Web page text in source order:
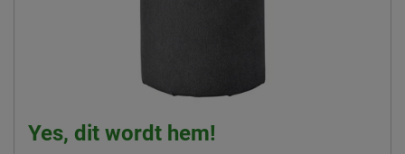
Yes, dit wordt hem!